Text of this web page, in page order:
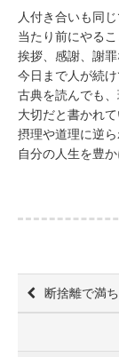
人付き合いも同
当たり前にやるこ
挨拶、感謝、謝
今日まで人が続け
古典を読んでも
大切だと書かれて
摂理や道理に逆
自分の人生を豊
断捨離で満